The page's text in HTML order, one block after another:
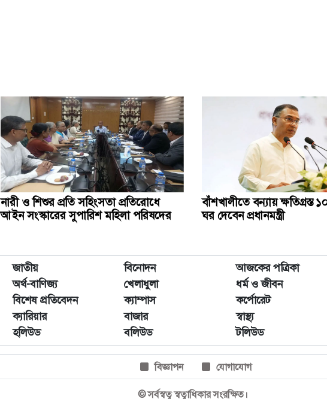
নারী ও শিশুর প্রতি সহিংসতা প্রতিরোধে
আইন সংস্কারের সুপারিশ মহিলা পরিষদের
বাঁশখালীতে বন্যায় ক্ষতিগ্রস্ত
ঘর দেবেন প্রধানমন্ত্রী
জাতীয় বিনোদন আজকের পত্রিকা
অর্থ-বাণিজ্য
খেলাধুলা ধর্ম ও জীবন
বিশেষ প্রতিবেদন
ক্যাম্পাস কর্পোরেট
ক্যারিয়ার
বাজার স্বাস্থ্য
হলিউড
বলিউড টলিউড
বিজ্ঞাপন যোগাযোগ
© সর্বস্বত্ব স্বত্বাধিকার সংরক্ষিত।